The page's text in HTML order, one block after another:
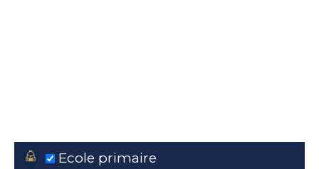
Ecole primaire